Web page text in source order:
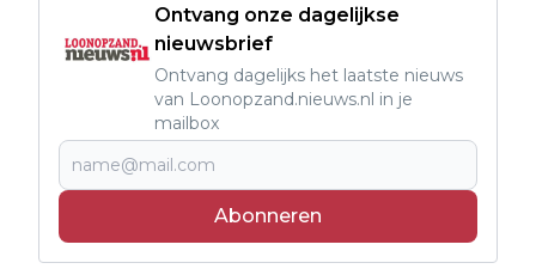
Ontvang onze dagelijkse
nieuwsbrief
Ontvang dagelijks het laatste nieuws
van Loonopzand.nieuws.nl in je
mailbox
Abonneren